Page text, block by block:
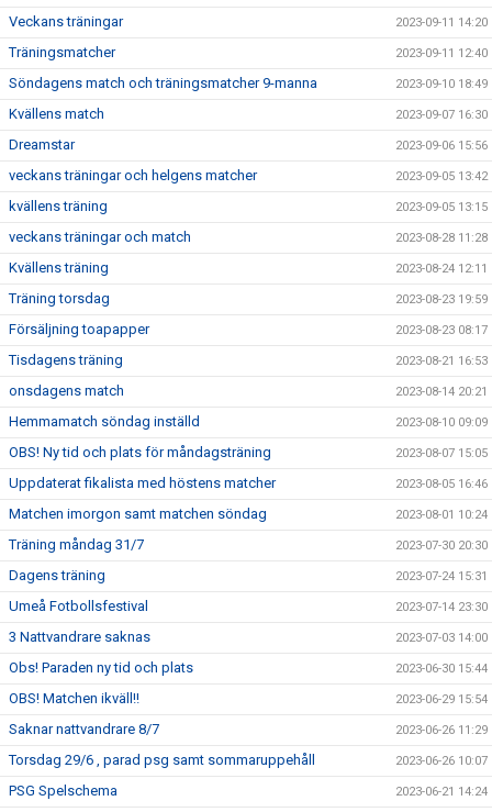
Veckans träningar 2023-09-11 14:20
Träningsmatcher 2023-09-11 12:40
Söndagens match och träningsmatcher 9-manna 2023-09-10 18:49
Kvällens match 2023-09-07 16:30
Dreamstar 2023-09-06 15:56
veckans träningar och helgens matcher 2023-09-05 13:42
kvällens träning 2023-09-05 13:15
veckans träningar och match 2023-08-28 11:28
Kvällens träning 2023-08-24 12:11
Träning torsdag 2023-08-23 19:59
Försäljning toapapper 2023-08-23 08:17
Tisdagens träning 2023-08-21 16:53
onsdagens match 2023-08-14 20:21
Hemmamatch söndag inställd 2023-08-10 09:09
OBS! Ny tid och plats för måndagsträning 2023-08-07 15:05
Uppdaterat fikalista med höstens matcher 2023-08-05 16:46
Matchen imorgon samt matchen söndag 2023-08-01 10:24
Träning måndag 31/7 2023-07-30 20:30
Dagens träning 2023-07-24 15:31
Umeå Fotbollsfestival 2023-07-14 23:30
3 Nattvandrare saknas 2023-07-03 14:00
Obs! Paraden ny tid och plats 2023-06-30 15:44
OBS! Matchen ikväll!! 2023-06-29 15:54
Saknar nattvandrare 8/7 2023-06-26 11:29
Torsdag 29/6 , parad psg samt sommaruppehåll 2023-06-26 10:07
PSG Spelschema 2023-06-21 14:24